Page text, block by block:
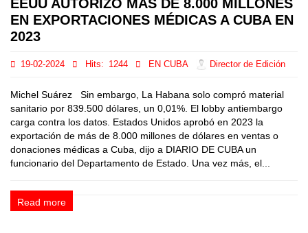
EEUU AUTORIZÓ MÁS DE 8.000 MILLONES
EN EXPORTACIONES MÉDICAS A CUBA EN
2023
19-02-2024 Hits: 1244 EN CUBA Director de Edición
Michel Suárez Sin embargo, La Habana solo compró material
sanitario por 839.500 dólares, un 0,01%. El lobby antiembargo
carga contra los datos. Estados Unidos aprobó en 2023 la
exportación de más de 8.000 millones de dólares en ventas o
donaciones médicas a Cuba, dijo a DIARIO DE CUBA un
funcionario del Departamento de Estado. Una vez más, el...
Read more